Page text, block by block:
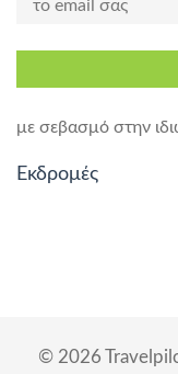
με σεβασμό στην
Εκδρομές
© 2026